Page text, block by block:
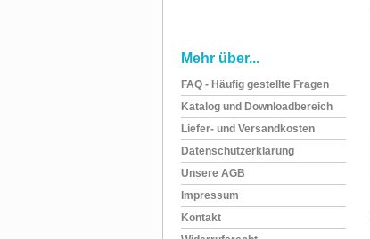
Mehr über...
FAQ - Häufig gestellte Fragen
Katalog und Downloadbereich
Liefer- und Versandkosten
Datenschutzerklärung
Unsere AGB
Impressum
Kontakt